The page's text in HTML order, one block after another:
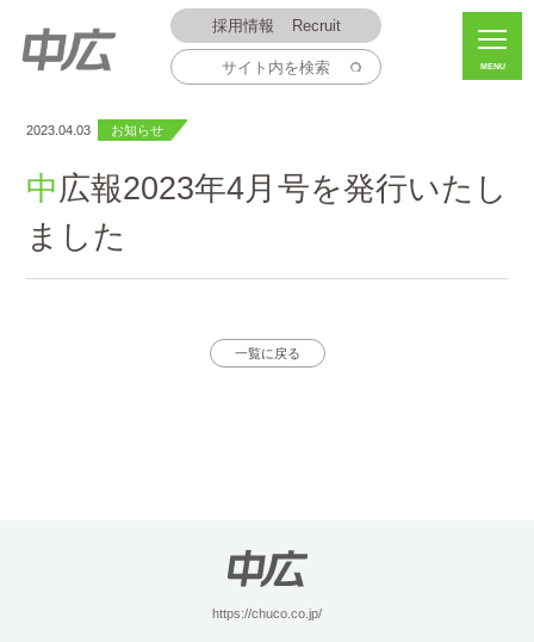
採用情報 Recruit
MENU
2023.04.03 お知らせ
中広報2023年4月号を発行いたし
ました
一覧に戻る
https://chuco.co.jp/